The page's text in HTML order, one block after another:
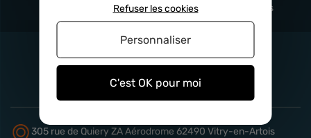
Sécurisé, sans frais
305 rue de Quiery ZA Aérodrome 62490 Vitry-en-Artois
C'est OK pour moi
Refuser les cookies
Personnaliser